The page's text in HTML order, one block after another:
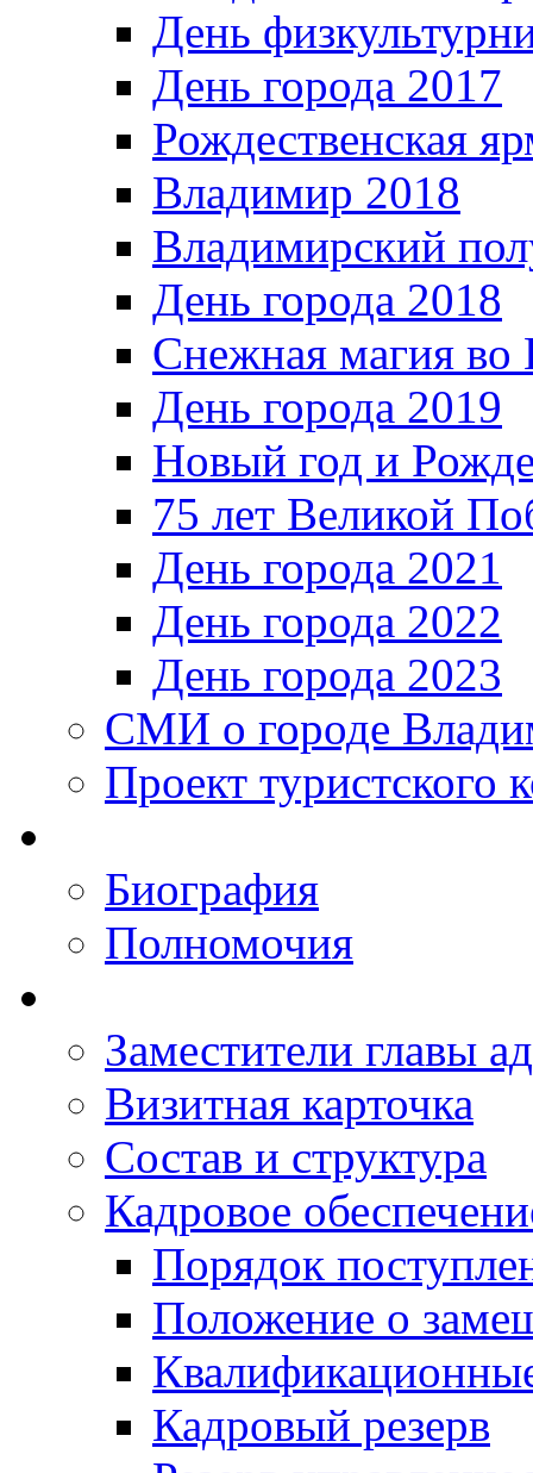
День
День города 2017
Рождественская
Владимир 2018
Владимирский
День города 2018
Снежная магия во
День города 2019
Новый год и
75 лет Великой
День города 2021
День города 2022
День города 2023
СМИ о городе
Проект туристского
Биография
Полномочия
Заместители главы
Визитная карточка
Состав и структура
Кадровое
Порядок
Положение о
Кадровый резерв